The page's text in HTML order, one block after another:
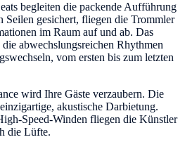
begleiten die packende Aufführung
Seilen gesichert, fliegen die Trommler
im Raum auf und ab. Das
abwechslungsreichen Rhythmen
vom ersten bis zum letzten
wird Ihre Gäste verzaubern. Die
akustische Darbietung.
Speed-Winden fliegen die Künstler
die Lüfte.